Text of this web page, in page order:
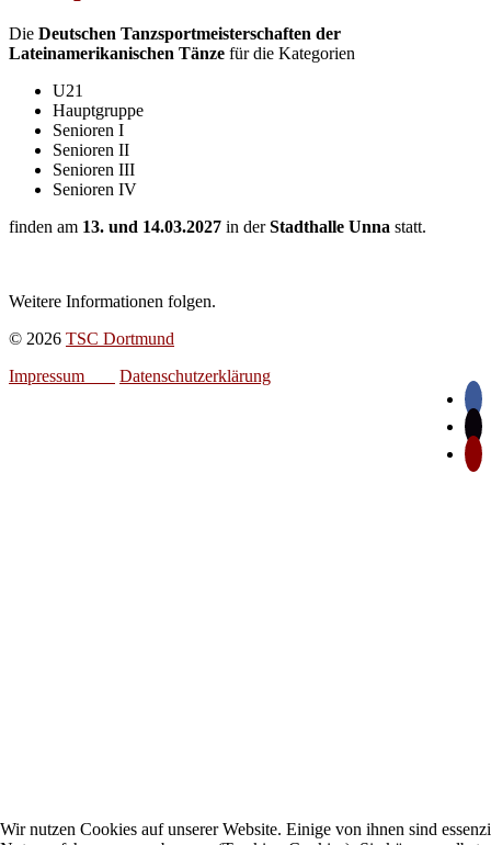
Die Deutschen Tanzsportmeisterschaften der
Lateinamerikanischen Tänze für die Kategorien
U21
Hauptgruppe
Senioren I
Senioren II
Senioren III
Senioren IV
finden am 13. und 14.03.2027 in derStadthalle Unna statt.
Weitere Informationen folgen.
© 2026 TSC Dortmund
Impressum
Datenschutzerklärung
Wir nutzen Cookies auf unserer Website. Einige von ihnen sind